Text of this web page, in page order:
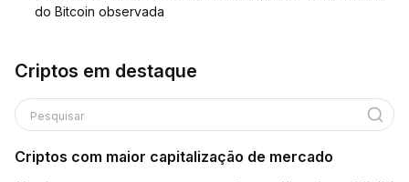
do Bitcoin observada
Criptos em destaque
Pesquisar
Criptos com maior capitalização de mercado